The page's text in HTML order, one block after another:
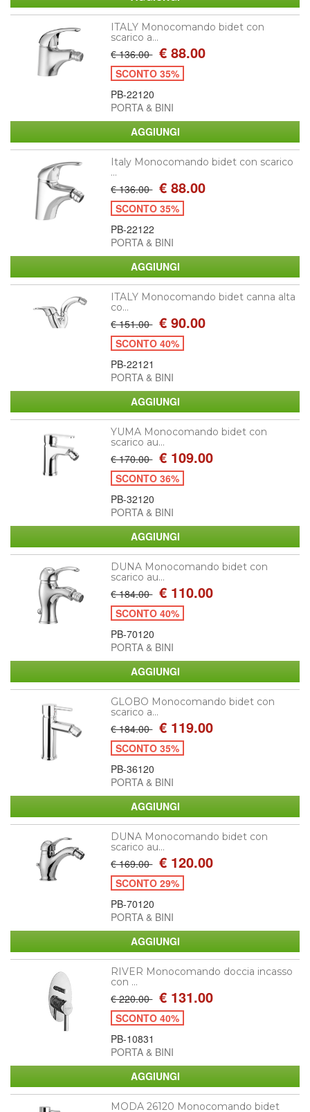
ITALY Monocomando bidet con
scarico a...
€ 136.00 € 88.00
SCONTO 35%
PB-22120
PORTA & BINI
Italy Monocomando bidet con scarico
...
€ 136.00 € 88.00
SCONTO 35%
PB-22122
PORTA & BINI
ITALY Monocomando bidet canna alta
co...
€ 151.00 € 90.00
SCONTO 40%
PB-22121
PORTA & BINI
YUMA Monocomando bidet con
scarico au...
€ 170.00 € 109.00
SCONTO 36%
PB-32120
PORTA & BINI
DUNA Monocomando bidet con
scarico au...
€ 184.00 € 110.00
SCONTO 40%
PB-70120
PORTA & BINI
GLOBO Monocomando bidet con
scarico a...
€ 184.00 € 119.00
SCONTO 35%
PB-36120
PORTA & BINI
DUNA Monocomando bidet con
scarico au...
€ 169.00 € 120.00
SCONTO 29%
PB-70120
PORTA & BINI
RIVER Monocomando doccia incasso
con ...
€ 220.00 € 131.00
SCONTO 40%
PB-10831
PORTA & BINI
MODA 26120 Monocomando bidet